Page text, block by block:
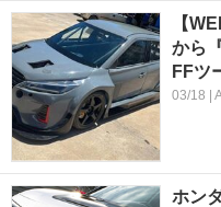
【
から
FFツ
03/18 |
ホン